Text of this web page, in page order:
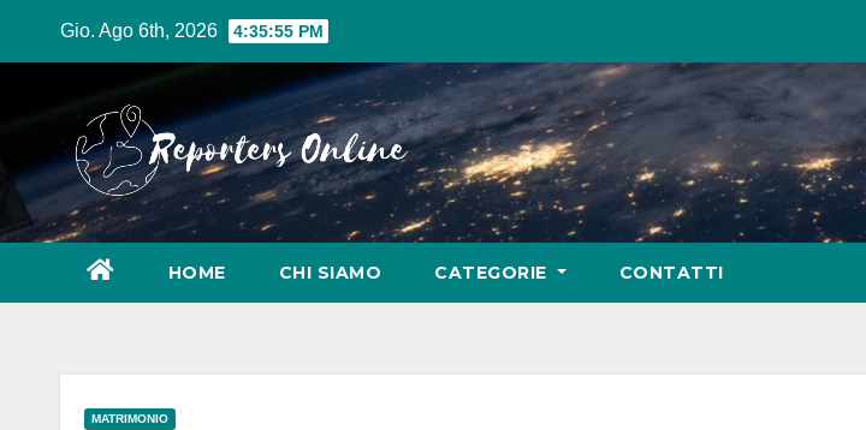
Gio. Ago 6th, 2026 4:35:57 PM
HOME CHI SIAMO CATEGORIE CONTATTI
MATRIMONIO